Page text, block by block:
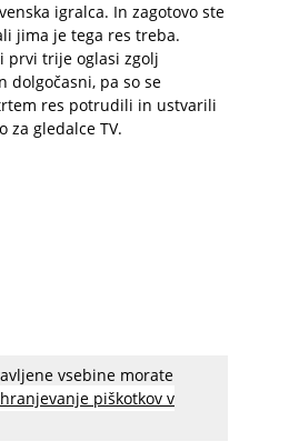
igralca. In zagotovo ste
jima je tega res treba.
prvi trije oglasi zgolj
dolgočasni, pa so se
res potrudili in ustvarili
za gledalce TV.
vsebine morate
piškotkov v
Dvoboj – četrti dvoboj,
in Sebastjana Cavazzo,
v